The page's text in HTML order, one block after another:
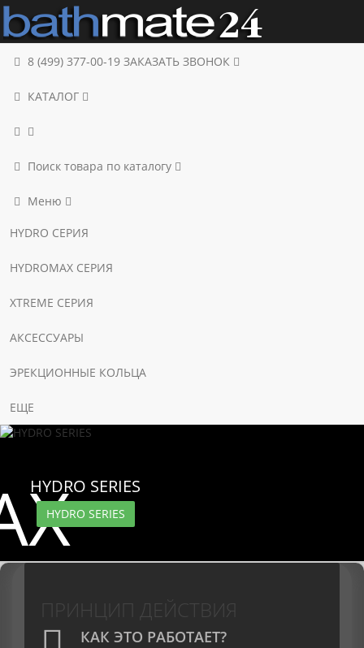
8 (499) 377-00-19 ЗАКАЗАТЬ ЗВОНОК
КАТАЛОГ
Поиск товара по каталогу
Меню
HYDRO СЕРИЯ
HYDROMAX СЕРИЯ
XTREME СЕРИЯ
АКСЕССУАРЫ
ЭРЕКЦИОННЫЕ КОЛЬЦА
ЕЩЕ
HYDRO SERIES
HYDRO SERIES
ПРИНЦИП ДЕЙСТВИЯ
КАК ЭТО РАБОТАЕТ?